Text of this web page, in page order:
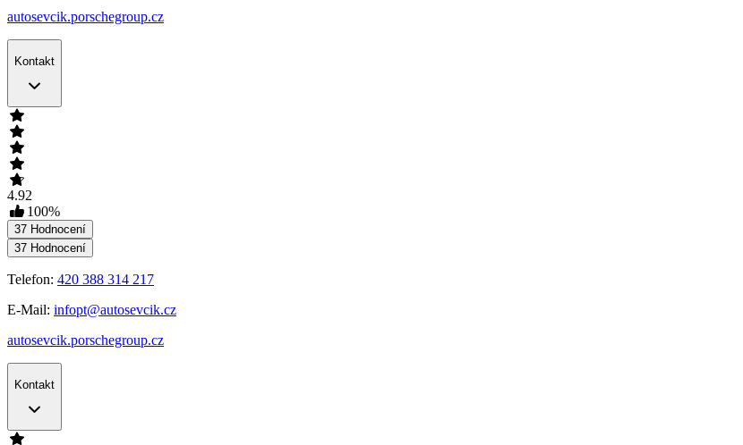
autosevcik.porschegroup.cz
Kontakt
4.92
100%
37 Hodnocení
37 Hodnocení
Telefon: 420 388 314 217
E-Mail: infopt@autosevcik.cz
autosevcik.porschegroup.cz
Kontakt